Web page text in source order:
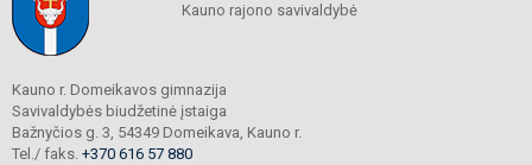
Kauno rajono savivaldybė
Kauno r. Domeikavos gimnazija
Savivaldybės biudžetinė įstaiga
Bažnyčios g. 3, 54349 Domeikava, Kauno r.
Tel./ faks. +370 616 57 880